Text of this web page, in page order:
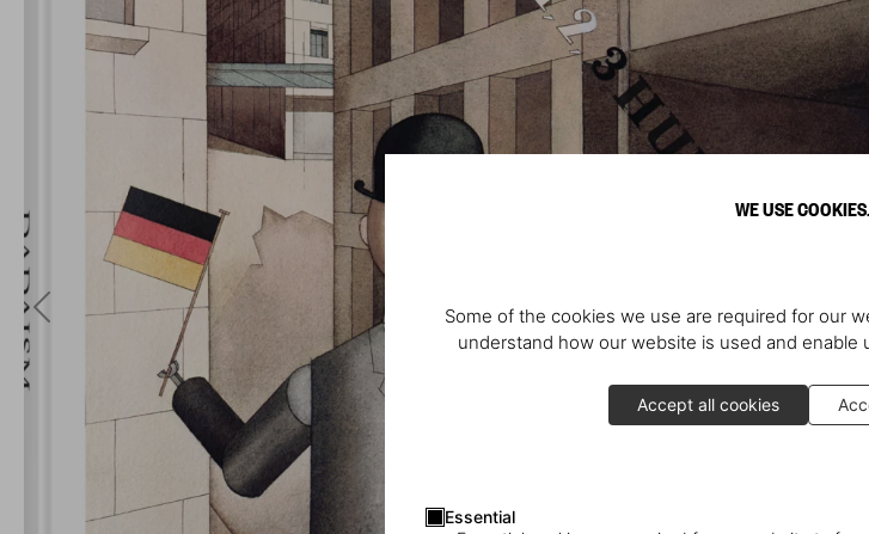
WE USE COOKIES.
Some of the cookies we use are required for our
understand how our website is used and enable
Accept all cookies
Essential